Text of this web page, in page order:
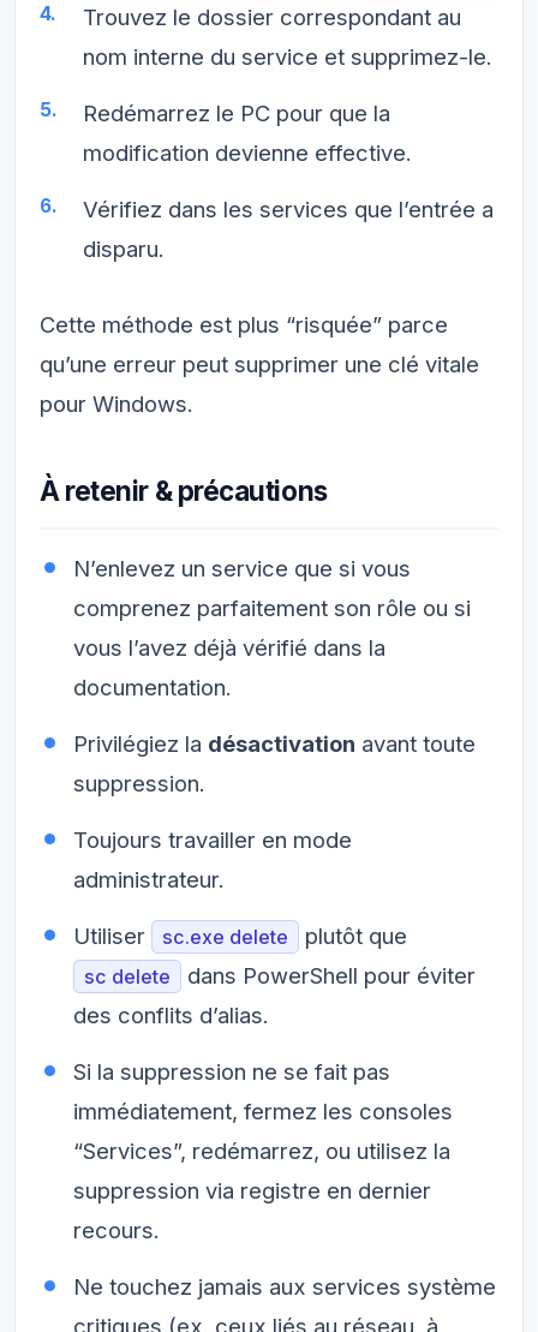
Trouvez le dossier correspondant au
nom interne du service et supprimez-le.
Redémarrez le PC pour que la
modification devienne effective.
Vérifiez dans les services que l’entrée a
disparu.
Cette méthode est plus “risquée” parce
qu’une erreur peut supprimer une clé vitale
pour Windows.
À retenir & précautions
N’enlevez un service que si vous
comprenez parfaitement son rôle ou si
vous l’avez déjà vérifié dans la
documentation.
Privilégiez la désactivation avant toute
suppression.
Toujours travailler en mode
administrateur.
Utiliser sc.exe delete plutôt que
sc delete
dans PowerShell pour éviter
des conflits d’alias.
Si la suppression ne se fait pas
immédiatement, fermez les consoles
“Services”, redémarrez, ou utilisez la
suppression via registre en dernier
recours.
Ne touchez jamais aux services système
critiques (ex. ceux liés au réseau, à